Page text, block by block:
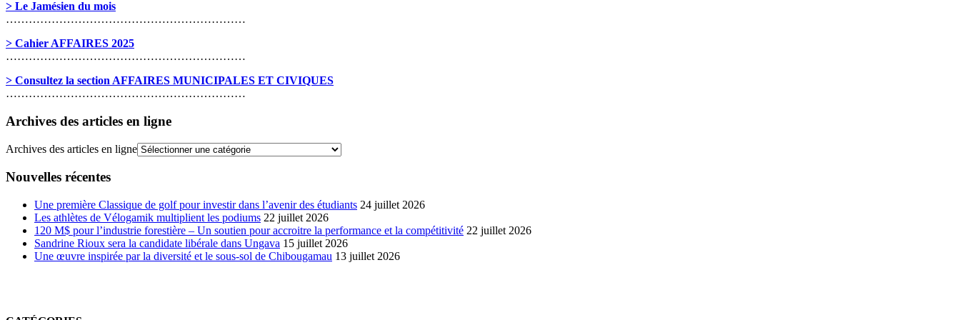
> Le Jamésien du mois
………………………………………………………
> Cahier AFFAIRES 2025
………………………………………………………
> Consultez la section AFFAIRES MUNICIPALES ET CIVIQUES
………………………………………………………
Archives des articles en ligne
Archives des articles en ligne
Nouvelles récentes
Une première Classique de golf pour investir dans l’avenir des étudiants 24 juillet 2026
Les athlètes de Vélogamik multiplient les podiums 22 juillet 2026
120 M$ pour l’industrie forestière – Un soutien pour accroitre la performance et la compétitivité 22 juillet 2026
Sandrine Rioux sera la candidate libérale dans Ungava 15 juillet 2026
Une œuvre inspirée par la diversité et le sous-sol de Chibougamau 13 juillet 2026